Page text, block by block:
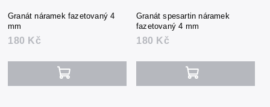
Granát náramek fazetovaný 4
mm
180 Kč
Granát spesartin náramek
fazetovaný 4 mm
180 Kč